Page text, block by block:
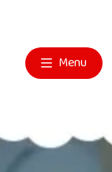
Menu